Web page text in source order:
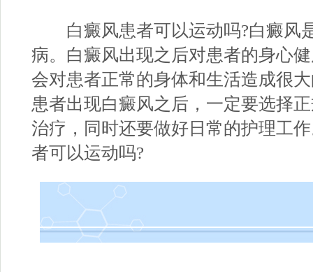
白癜风患者可以运动吗?白癜风
病。白癜风出现之后对患者的身心
会对患者正常的身体和生活造成很
患者出现白癜风之后，一定要选择
治疗，同时还要做好日常的护理工
者可以运动吗?